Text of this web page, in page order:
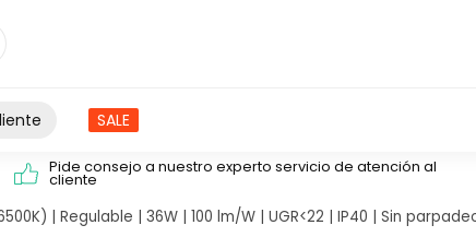
SALE
Pide consejo a nuestro experto servicio de atención al
cliente
| Regulable | 36W | 100 lm/W | UGR<22 | IP40 | Sin